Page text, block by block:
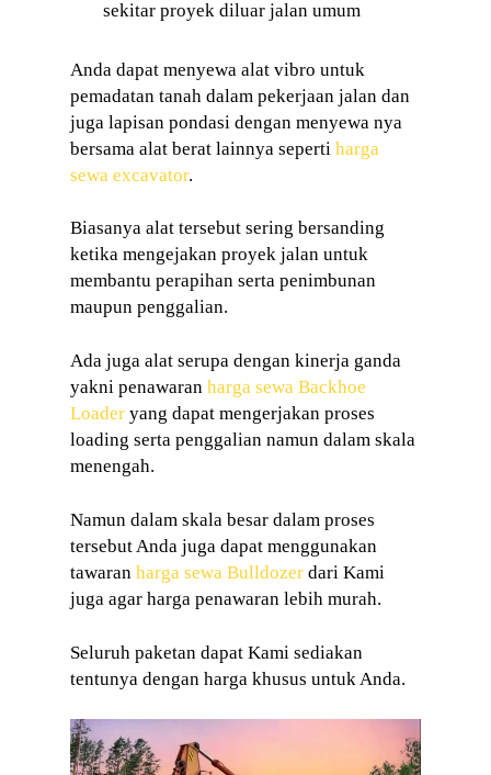
sekitar proyek diluar jalan umum
Anda dapat menyewa alat vibro untuk
pemadatan tanah dalam pekerjaan jalan dan
juga lapisan pondasi dengan menyewa nya
bersama alat berat lainnya seperti harga
sewa excavator.
Biasanya alat tersebut sering bersanding
ketika mengejakan proyek jalan untuk
membantu perapihan serta penimbunan
maupun penggalian.
Ada juga alat serupa dengan kinerja ganda
yakni penawaran harga sewa Backhoe
Loader yang dapat mengerjakan proses
loading serta penggalian namun dalam skala
menengah.
Namun dalam skala besar dalam proses
tersebut Anda juga dapat menggunakan
tawaran harga sewa Bulldozer dari Kami
juga agar harga penawaran lebih murah.
Seluruh paketan dapat Kami sediakan
tentunya dengan harga khusus untuk Anda.